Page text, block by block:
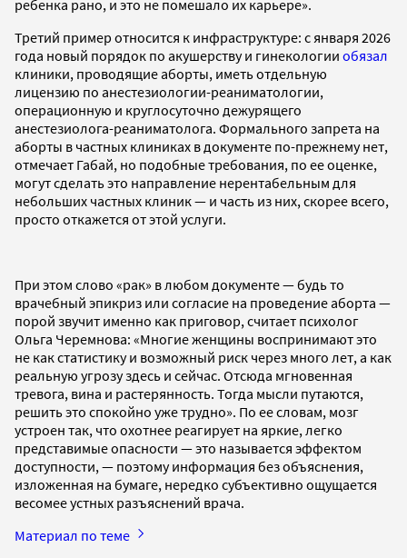
ребенка рано, и это не помешало их карьере».
Третий пример относится к инфраструктуре: с января 2026
года новый порядок по акушерству и гинекологии обязал
клиники, проводящие аборты, иметь отдельную
лицензию по анестезиологии-реаниматологии,
операционную и круглосуточно дежурящего
анестезиолога-реаниматолога. Формального запрета на
аборты в частных клиниках в документе по-прежнему нет,
отмечает Габай, но подобные требования, по ее оценке,
могут сделать это направление нерентабельным для
небольших частных клиник — и часть из них, скорее всего,
просто откажется от этой услуги.
При этом слово «рак» в любом документе — будь то
врачебный эпикриз или согласие на проведение аборта —
порой звучит именно как приговор, считает психолог
Ольга Черемнова: «Многие женщины воспринимают это
не как статистику и возможный риск через много лет, а как
реальную угрозу здесь и сейчас. Отсюда мгновенная
тревога, вина и растерянность. Тогда мысли путаются,
решить это спокойно уже трудно». По ее словам, мозг
устроен так, что охотнее реагирует на яркие, легко
представимые опасности — это называется эффектом
доступности, — поэтому информация без объяснения,
изложенная на бумаге, нередко субъективно ощущается
весомее устных разъяснений врача.
Материал по теме